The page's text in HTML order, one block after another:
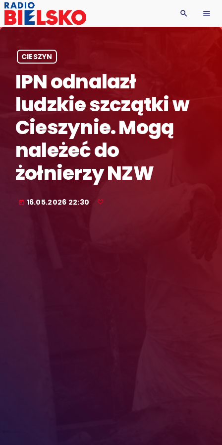
search menu
CIESZYN
IPN odnalazł
ludzkie szczątki w
Cieszynie. Mogą
należeć do
żołnierzy NZW
today 16.05.2026 22:30